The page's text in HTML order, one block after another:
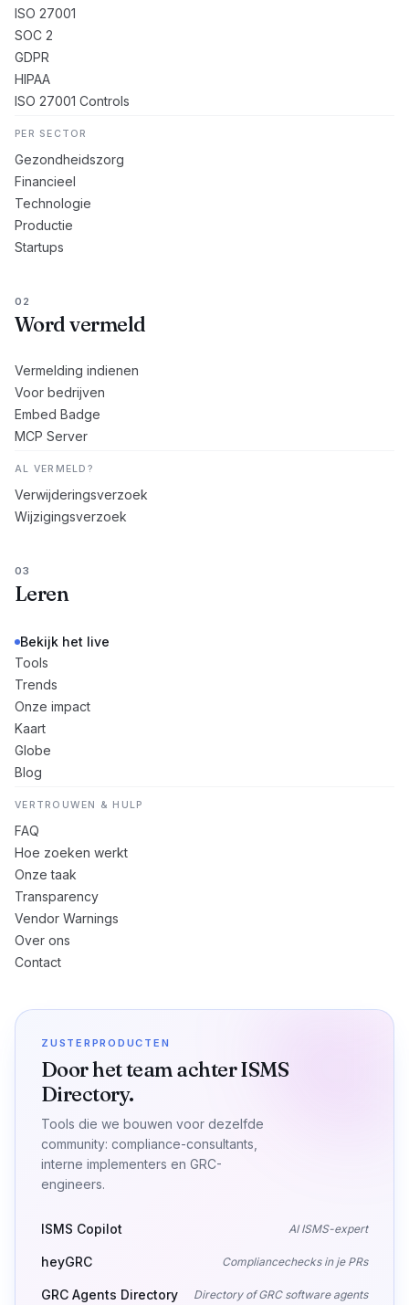
ISO 27001
SOC 2
GDPR
HIPAA
ISO 27001 Controls
PER SECTOR
Gezondheidszorg
Financieel
Technologie
Productie
Startups
02
Word vermeld
Vermelding indienen
Voor bedrijven
Embed Badge
MCP Server
AL VERMELD?
Verwijderingsverzoek
Wijzigingsverzoek
03
Leren
Bekijk het live
Tools
Trends
Onze impact
Kaart
Globe
Blog
VERTROUWEN & HULP
FAQ
Hoe zoeken werkt
Onze taak
Transparency
Vendor Warnings
Over ons
Contact
ZUSTERPRODUCTEN
Door het team achter ISMS
Directory.
Tools die we bouwen voor dezelfde
community: compliance-consultants,
interne implementers en GRC-
engineers.
ISMS Copilot AI ISMS-expert
heyGRC Compliancechecks in je PRs
GRC Agents Directory Directory of GRC software agents